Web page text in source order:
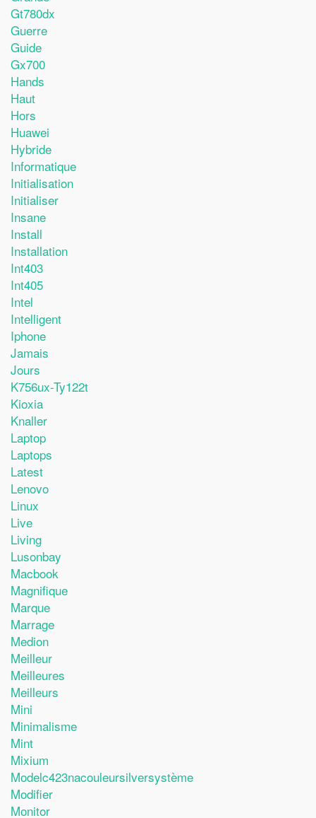
Gt780dx
Guerre
Guide
Gx700
Hands
Haut
Hors
Huawei
Hybride
Informatique
Initialisation
Initialiser
Insane
Install
Installation
Int403
Int405
Intel
Intelligent
Iphone
Jamais
Jours
K756ux-Ty122t
Kioxia
Knaller
Laptop
Laptops
Latest
Lenovo
Linux
Live
Living
Lusonbay
Macbook
Magnifique
Marque
Marrage
Medion
Meilleur
Meilleures
Meilleurs
Mini
Minimalisme
Mint
Mixium
Modelc423nacouleursilversystème
Modifier
Monitor